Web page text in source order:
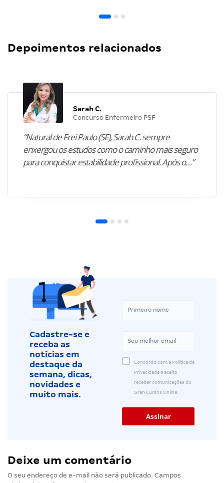
Depoimentos relacionados
Sarah C.
Concurso Enfermeiro PSF
“Natural de Frei Paulo (SE), Sarah C. sempre
enxergou os estudos como o caminho mais seguro
para conquistar estabilidade profissional. Após o…”
Cadastre-se e
receba as
notícias em
destaque da
semana, dicas,
novidades e
muito mais.
Concordo com a Política de
Privacidade e aceito
receber comunicações do
Gran Cursos Online.
Deixe um comentário
O seu endereço de e-mail não será publicado. Campos